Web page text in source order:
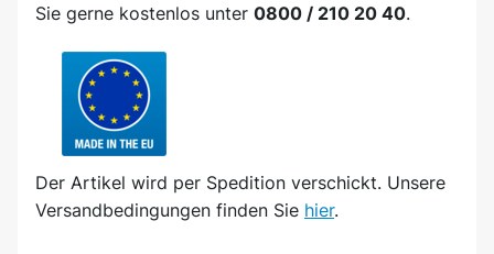
Sie gerne kostenlos unter 0800 / 210 20 40.
Der Artikel wird per Spedition verschickt. Unsere
Versandbedingungen finden Sie hier.